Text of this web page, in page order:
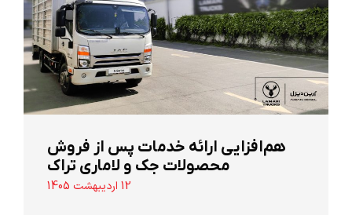
هم‌افزایی ارائه خدمات پس از فروش
محصولات جک و لاماری تراک
12 اردیبهشت 1405